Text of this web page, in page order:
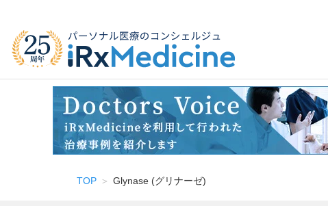
TOP Glynase (グリナーゼ)